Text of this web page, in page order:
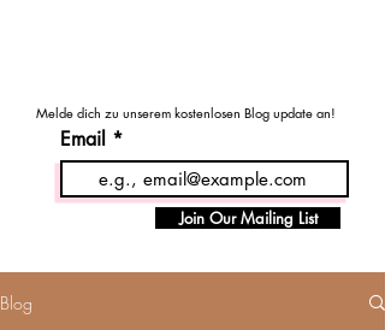
Melde dich zu unserem kostenlosen Blog update an!
Email
Join Our Mailing List
Blog